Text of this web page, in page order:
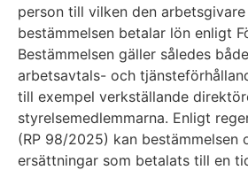
person till vilken den
bestämmelsen betalar lön enligt
Bestämmelsen gäller således
arbetsavtals- och
till exempel verkställande
styrelsemedlemmarna. Enligt
(RP 98/2025) kan bestämmelsen
ersättningar som betalats till en